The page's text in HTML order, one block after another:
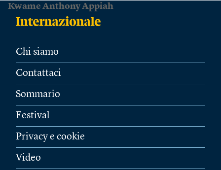
Kwame Anthony Appiah
Chi siamo
Contattaci
Sommario
Festival
Privacy e cookie
Video